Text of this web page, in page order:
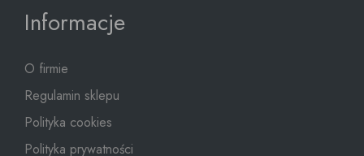
Informacje
O firmie
Regulamin sklepu
Polityka cookies
Polityka prywatności